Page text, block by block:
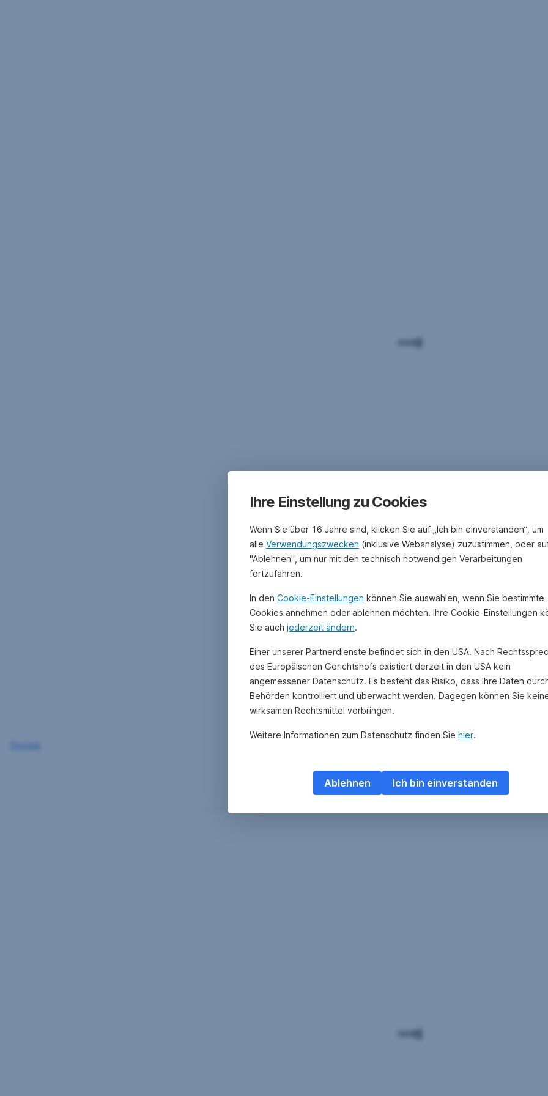
Ihre Einstellung zu Cookies
Wenn Sie über 16 Jahre sind, klicken Sie auf „Ich bin einverstanden“, um
alle Verwendungszwecken (inklusive Webanalyse) zuzustimmen, oder
"Ablehnen", um nur mit den technisch notwendigen Verarbeitungen
fortzufahren.
In den Cookie-Einstellungen können Sie auswählen, wenn Sie bestimmte
Cookies annehmen oder ablehnen möchten. Ihre Cookie-Einstellungen
Sie auch jederzeit ändern.
Einer unserer Partnerdienste befindet sich in den USA. Nach
des Europäischen Gerichtshofs existiert derzeit in den USA kein
angemessener Datenschutz. Es besteht das Risiko, dass Ihre Daten
Behörden kontrolliert und überwacht werden. Dagegen können Sie
wirksamen Rechtsmittel vorbringen.
Weitere Informationen zum Datenschutz finden Sie hier.
Ich bin einverstanden
Ablehnen